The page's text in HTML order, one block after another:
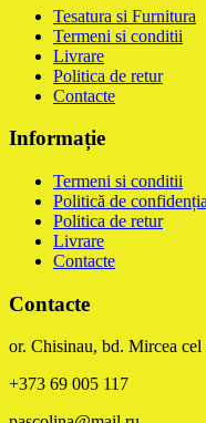
Tesatura si Furnitura
Termeni si conditii
Livrare
Politica de retur
Contacte
Informație
Termeni si conditii
Politică de
Politica de retur
Livrare
Contacte
Contacte
or. Chisinau, bd. Mircea
+373 69 005 117